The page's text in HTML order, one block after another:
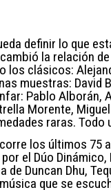
definir lo que
la relación
los clásicos:
muestras: David
Pablo Alborán,
Morente,
raras. Todo
los últimos 75
el Dúo
de Duncan Dhu,
que se